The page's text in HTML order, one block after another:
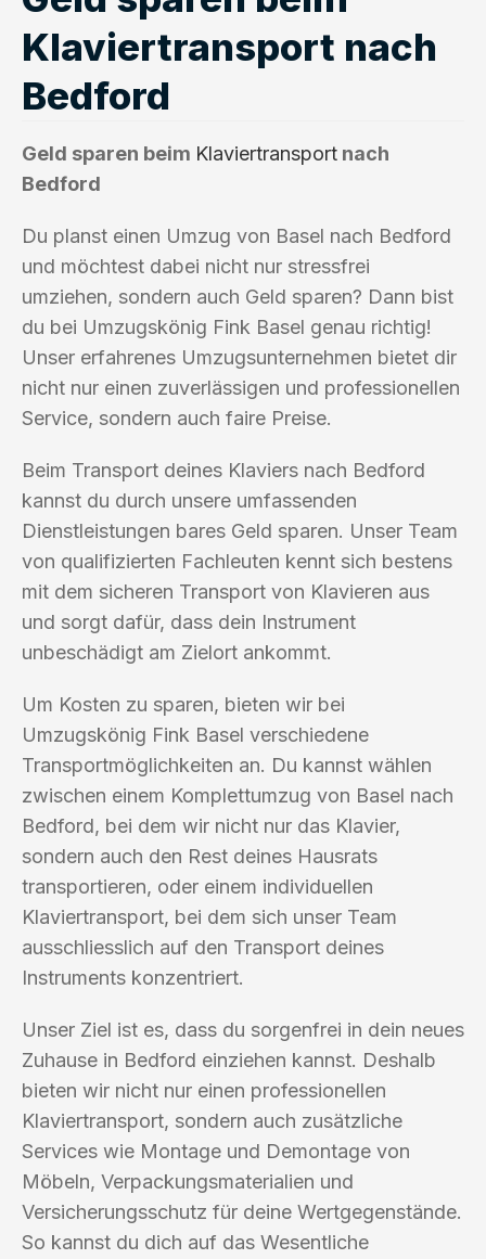
Klaviertransport nach
Bedford
Geld sparen beim Klaviertransport nach
Bedford
Du planst einen Umzug von Basel nach Bedford
und möchtest dabei nicht nur stressfrei
umziehen, sondern auch Geld sparen? Dann bist
du bei Umzugskönig Fink Basel genau richtig!
Unser erfahrenes Umzugsunternehmen bietet dir
nicht nur einen zuverlässigen und professionellen
Service, sondern auch faire Preise.
Beim Transport deines Klaviers nach Bedford
kannst du durch unsere umfassenden
Dienstleistungen bares Geld sparen. Unser Team
von qualifizierten Fachleuten kennt sich bestens
mit dem sicheren Transport von Klavieren aus
und sorgt dafür, dass dein Instrument
unbeschädigt am Zielort ankommt.
Um Kosten zu sparen, bieten wir bei
Umzugskönig Fink Basel verschiedene
Transportmöglichkeiten an. Du kannst wählen
zwischen einem Komplettumzug von Basel nach
Bedford, bei dem wir nicht nur das Klavier,
sondern auch den Rest deines Hausrats
transportieren, oder einem individuellen
Klaviertransport, bei dem sich unser Team
ausschliesslich auf den Transport deines
Instruments konzentriert.
Unser Ziel ist es, dass du sorgenfrei in dein neues
Zuhause in Bedford einziehen kannst. Deshalb
bieten wir nicht nur einen professionellen
Klaviertransport, sondern auch zusätzliche
Services wie Montage und Demontage von
Möbeln, Verpackungsmaterialien und
Versicherungsschutz für deine Wertgegenstände.
So kannst du dich auf das Wesentliche